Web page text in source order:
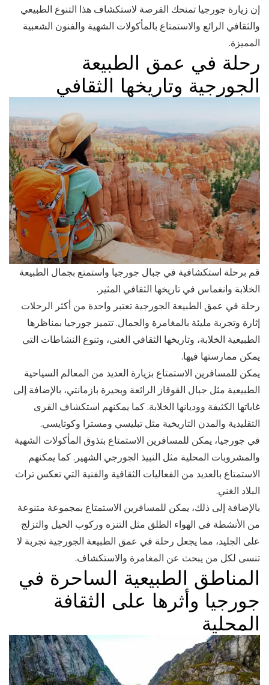
إن زيارة جورجيا تمنحك الفرصة لاستكشاف هذا التنوع الطبيعي
والثقافي الرائع والاستمتاع بالمأكولات الشهية والفنون الشعبية
المميزة.
رحلة في عمق الطبيعة
الجورجية وتاريخها الثقافي
قم برحلة استكشافية في جبال جورجيا واستمتع بجمال الطبيعة
الخلابة وانغماس في تاريخها الثقافي المثير.
رحلة في عمق الطبيعة الجورجية تعتبر واحدة من أكثر الرحلات
إثارة وتجربة مليئة بالمغامرة والجمال. تتميز جورجيا بمناظرها
الطبيعية الخلابة، وتاريخها الثقافي الغني، وتنوع النشاطات التي
يمكن ممارستها فيها.
يمكن للمسافرين الاستمتاع بزيارة العديد من المعالم السياحية
الطبيعية مثل جبال القوقاز الرائعة وبحيرة بازمانتي، بالإضافة إلى
غاباتها الكثيفة ووديانها الخلابة. كما يمكنهم استكشاف القرى
التقليدية والمدن التاريخية مثل تبليسي ومسترا وكوتايسي.
في جورجيا، يمكن للمسافرين الاستمتاع بتذوق المأكولات الشهية
والمشروبات المحلية مثل النبيذ الجورجي الشهير. كما يمكنهم
الاستمتاع بالعديد من الفعاليات الثقافية والفنية التي تعكس تراث
البلاد الغني.
بالإضافة إلى ذلك، يمكن للمسافرين الاستمتاع بمجموعة متنوعة
من الأنشطة في الهواء الطلق مثل التنزه وركوب الخيل والتزلج
على الجليد، مما يجعل رحلة في عمق الطبيعة الجورجية تجربة لا
تنسى لكل من يبحث عن المغامرة والاستكشاف.
المناطق الطبيعية الساحرة في
جورجيا وأثرها على الثقافة
المحلية